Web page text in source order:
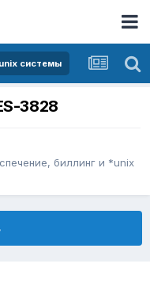
системы
3828
биллинг и *unix